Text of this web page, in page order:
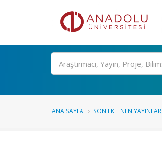
Ara
ANA SAYFA SON EKLENEN YAYINLAR